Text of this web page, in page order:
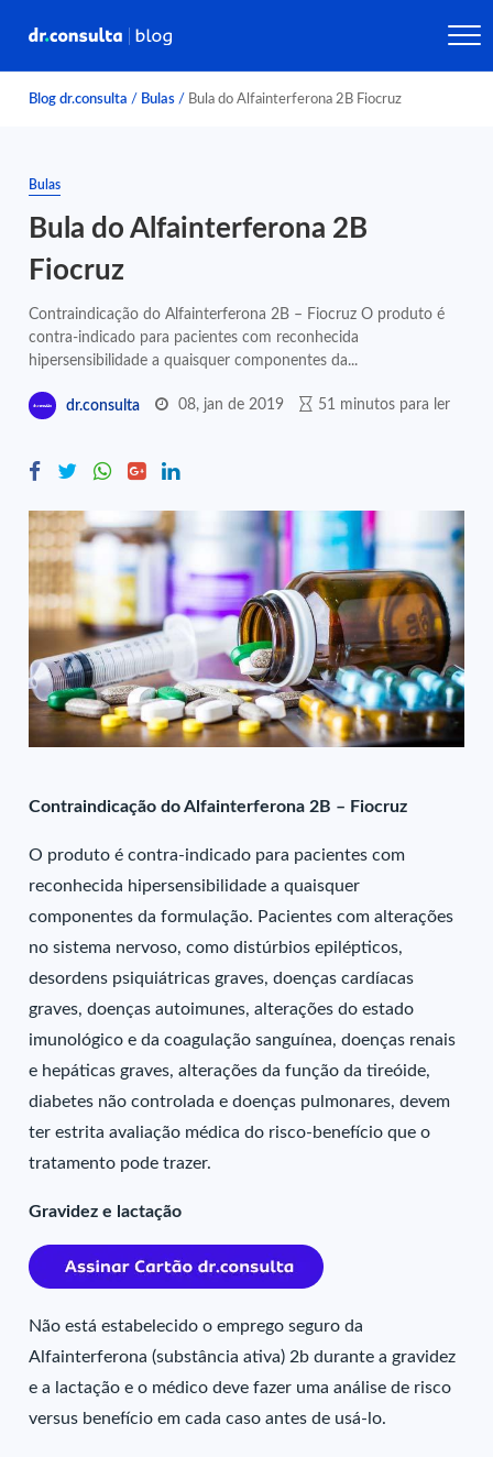
Blog dr.consulta / Bulas / Bula do Alfainterferona 2B Fiocruz
Bulas
Bula do Alfainterferona 2B
Fiocruz
Contraindicação do Alfainterferona 2B – Fiocruz O produto é
contra-indicado para pacientes com reconhecida
hipersensibilidade a quaisquer componentes da...
dr.consulta 08, jan de 2019 51 minutos para ler
Contraindicação do Alfainterferona 2B – Fiocruz
O produto é contra-indicado para pacientes com
reconhecida hipersensibilidade a quaisquer
componentes da formulação. Pacientes com alterações
no sistema nervoso, como distúrbios epilépticos,
desordens psiquiátricas graves, doenças cardíacas
graves, doenças autoimunes, alterações do estado
imunológico e da coagulação sanguínea, doenças renais
e hepáticas graves, alterações da função da tireóide,
diabetes não controlada e doenças pulmonares, devem
ter estrita avaliação médica do risco-benefício que o
tratamento pode trazer.
Gravidez e lactação
Não está estabelecido o emprego seguro da
Alfainterferona (substância ativa) 2b durante a gravidez
e a lactação e o médico deve fazer uma análise de risco
versus benefício em cada caso antes de usá-lo.